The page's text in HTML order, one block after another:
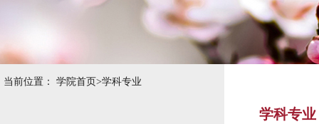
当前位置： 学院首页>学科专业
学科专业